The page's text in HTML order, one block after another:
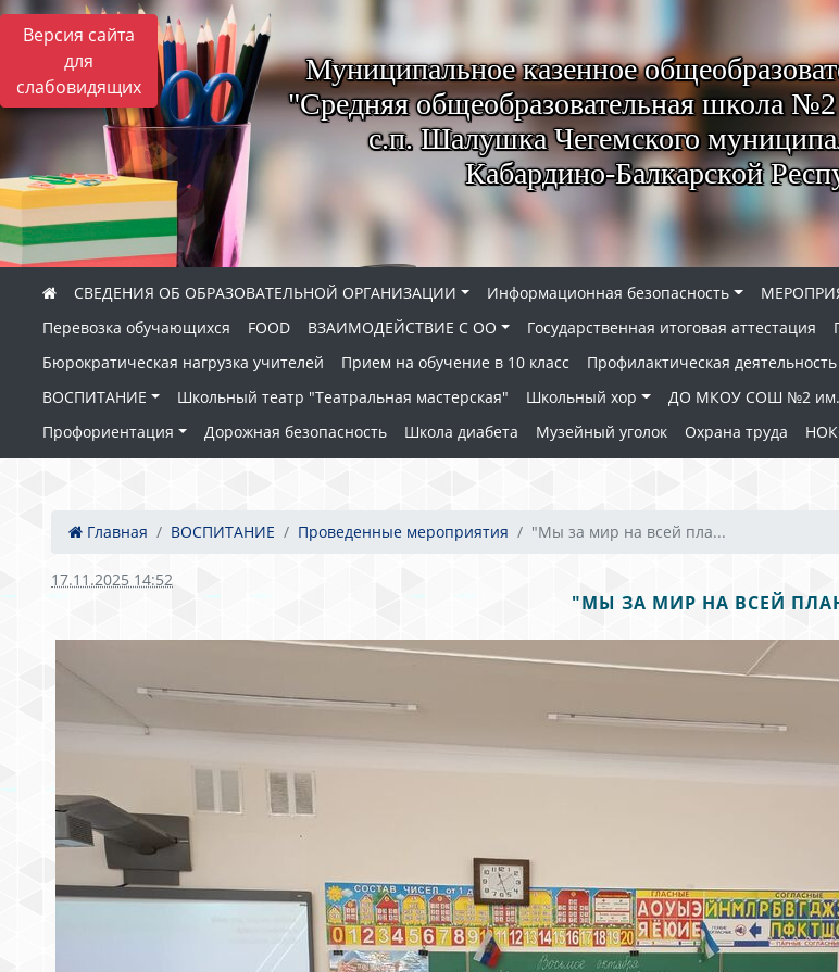
Версия сайта
для
слабовидящих
Муниципальное казенное
"Средняя общеобразовательная школа
с.п. Шалушка Чегемского
Кабардино-Балкарской
СВЕДЕНИЯ ОБ ОБРАЗОВАТЕЛЬНОЙ ОРГАНИЗАЦИИ Информационная безопасность
Перевозка обучающихся
FOOD ВЗАИМОДЕЙСТВИЕ С ОО Государственная итоговая аттестация
Бюрократическая нагрузка учителей
Прием на обучение в 10 класс Профилактическая деятельность
ВОСПИТАНИЕ
Школьный театр "Театральная мастерская" Школьный хор ДО МКОУ СОШ №2
Профориентация
Дорожная безопасность Школа диабета Музейный уголок Охрана труда
Главная ВОСПИТАНИЕ Проведенные мероприятия "Мы за мир на всей пла...
17.11.2025 14:52
"МЫ ЗА МИР НА ВСЕЙ